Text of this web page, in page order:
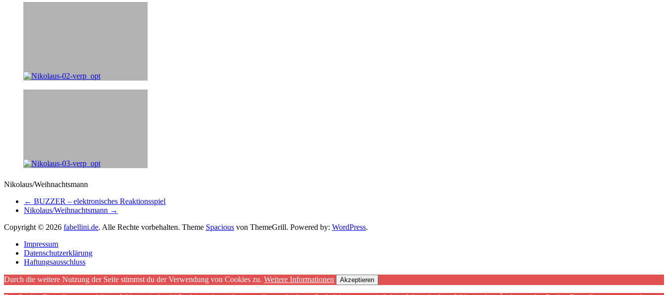
Nikolaus/Weihnachtsmann
← BUZZER – elektronisches Reaktionsspiel
Nikolaus/Weihnachtsmann →
Copyright © 2026 fabellini.de. Alle Rechte vorbehalten. Theme Spacious von ThemeGrill. Powered by: WordPress.
Impressum
Datenschutzerklärung
Haftungsausschluss
Durch die weitere Nutzung der Seite stimmst du der Verwendung von Cookies zu. Weitere Informationen Akzeptieren